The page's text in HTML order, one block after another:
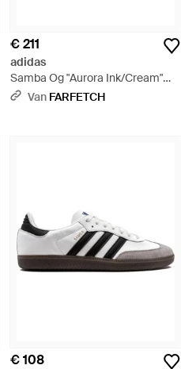
€ 211
adidas
Samba Og "Aurora Ink/Cream"
Sneakers - Blauw
Van FARFETCH
€ 108